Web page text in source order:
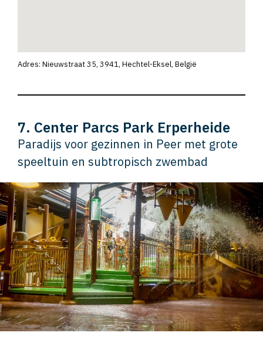
Adres: Nieuwstraat 35, 3941, Hechtel-Eksel, België
7. Center Parcs Park Erperheide
Paradijs voor gezinnen in Peer met grote
speeltuin en subtropisch zwembad